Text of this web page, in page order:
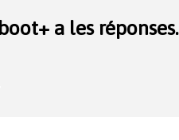
a les réponses.